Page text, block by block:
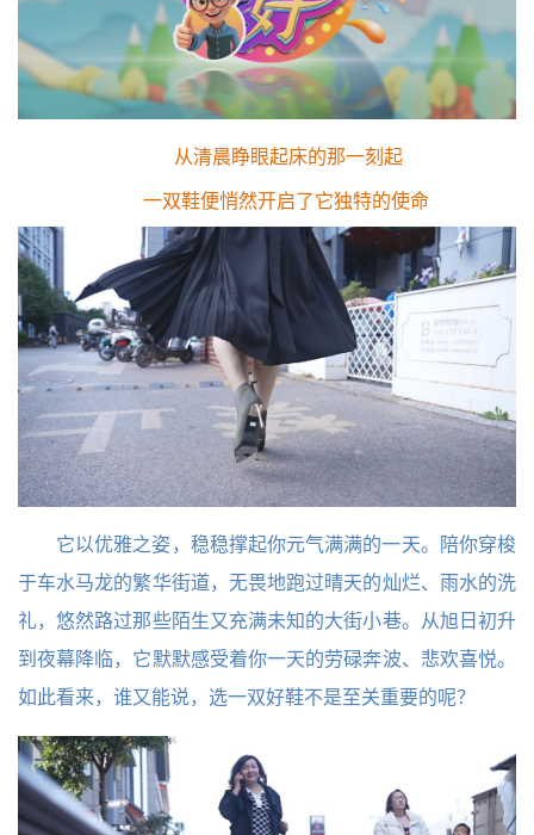
从清晨睁眼起床的那一刻起
一双鞋便悄然开启了它独特的使命
它以优雅之姿，稳稳撑起你元气满满的一天。陪你穿梭
于车水马龙的繁华街道，无畏地跑过晴天的灿烂、雨水的洗
礼，悠然路过那些陌生又充满未知的大街小巷。从旭日初升
到夜幕降临，它默默感受着你一天的劳碌奔波、悲欢喜悦。
如此看来，谁又能说，选一双好鞋不是至关重要的呢？